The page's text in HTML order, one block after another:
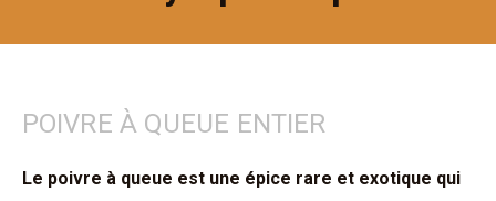
POIVRE À QUEUE ENTIER
Le poivre à queue est une épice rare et exotique qui